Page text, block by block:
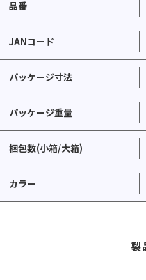
品番
JANコード
パッケージ寸法
パッケージ重量
梱包数(小箱/大箱)
カラー